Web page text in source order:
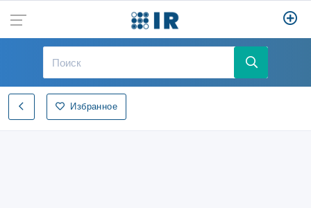
Избранное